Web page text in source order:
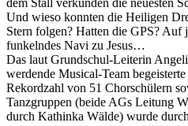
Und wieso konnten die Heiligen
Stern folgen? Hatten die GPS? Auf
funkelndes Navi zu Jesus…
Das laut Grundschul-Leiterin
werdende Musical-Team
Rekordzahl von 51 Chorschülern
Tanzgruppen (beide AGs Leitung
durch Kathinka Wälde) wurde